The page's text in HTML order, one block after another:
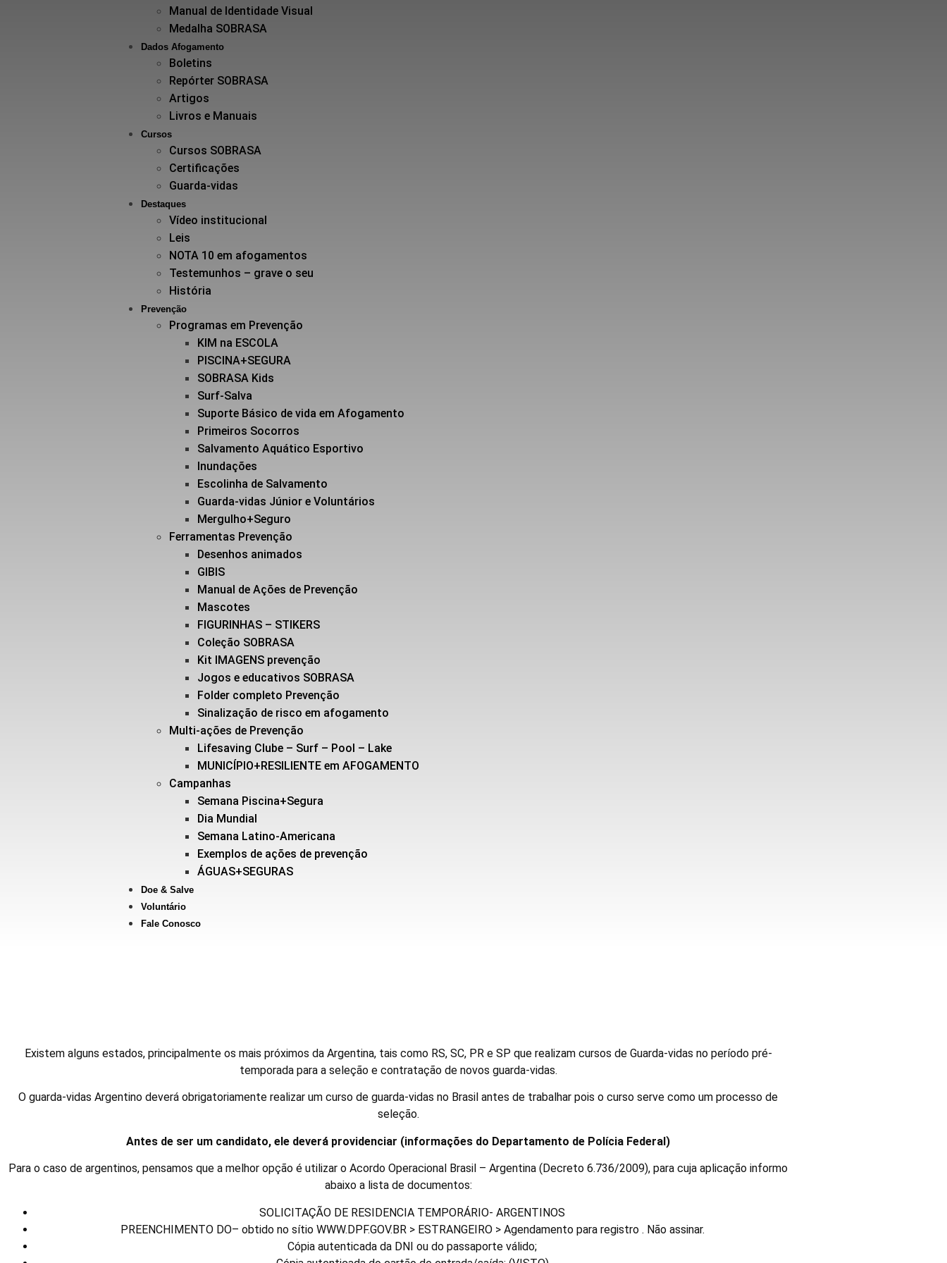
Manual de Identidade Visual
Medalha SOBRASA
Dados Afogamento
Boletins
Repórter SOBRASA
Artigos
Livros e Manuais
Cursos
Cursos SOBRASA
Certificações
Guarda-vidas
Destaques
Vídeo institucional
Leis
NOTA 10 em afogamentos
Testemunhos – grave o seu
História
Prevenção
Programas em Prevenção
KIM na ESCOLA
PISCINA+SEGURA
SOBRASA Kids
Surf-Salva
Suporte Básico de vida em Afogamento
Primeiros Socorros
Salvamento Aquático Esportivo
Inundações
Escolinha de Salvamento
Guarda-vidas Júnior e Voluntários
Mergulho+Seguro
Ferramentas Prevenção
Desenhos animados
GIBIS
Manual de Ações de Prevenção
Mascotes
FIGURINHAS – STIKERS
Coleção SOBRASA
Kit IMAGENS prevenção
Jogos e educativos SOBRASA
Folder completo Prevenção
Sinalização de risco em afogamento
Multi-ações de Prevenção
Lifesaving Clube – Surf – Pool – Lake
MUNICÍPIO+RESILIENTE em AFOGAMENTO
Campanhas
Semana Piscina+Segura
Dia Mundial
Semana Latino-Americana
Exemplos de ações de prevenção
ÁGUAS+SEGURAS
Doe & Salve
Voluntário
Fale Conosco
Existem alguns estados, principalmente os mais próximos da Argentina, tais como RS, SC, PR e SP que realizam cursos de Guarda-vidas no período pré-
temporada para a seleção e contratação de novos guarda-vidas.
O guarda-vidas Argentino deverá obrigatoriamente realizar um curso de guarda-vidas no Brasil antes de trabalhar pois o curso serve como um processo de
seleção.
Antes de ser um candidato, ele deverá providenciar (informações do Departamento de Polícia Federal)
Para o caso de argentinos, pensamos que a melhor opção é utilizar o Acordo Operacional Brasil – Argentina (Decreto 6.736/2009), para cuja aplicação informo
abaixo a lista de documentos:
SOLICITAÇÃO DE RESIDENCIA TEMPORÁRIO- ARGENTINOS
PREENCHIMENTO DO– obtido no sítio WWW.DPF.GOV.BR > ESTRANGEIRO > Agendamento para registro . Não assinar.
Cópia autenticada da DNI ou do passaporte válido;